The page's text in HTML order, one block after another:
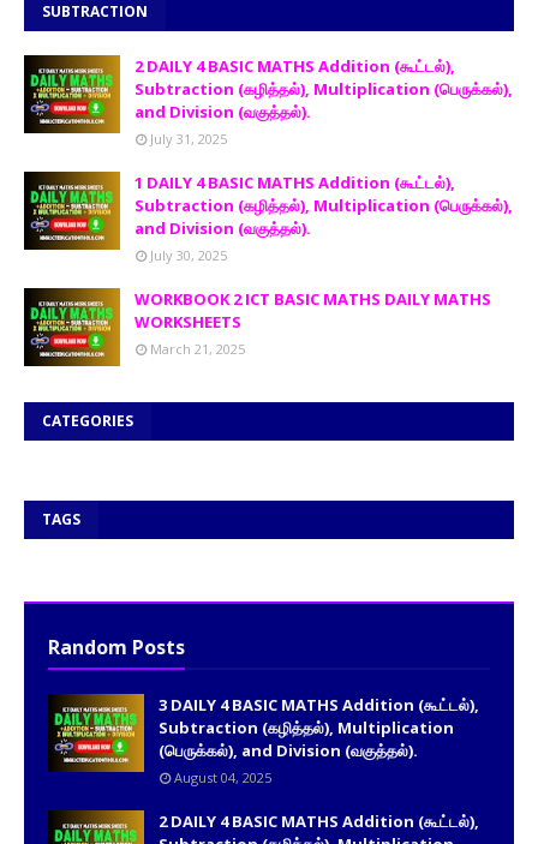
SUBTRACTION
2 DAILY 4 BASIC MATHS Addition (கூட்டல்),
Subtraction (கழித்தல்), Multiplication (பெருக்கல்),
and Division (வகுத்தல்).
July 31, 2025
1 DAILY 4 BASIC MATHS Addition (கூட்டல்),
Subtraction (கழித்தல்), Multiplication (பெருக்கல்),
and Division (வகுத்தல்).
July 30, 2025
WORKBOOK 2 ICT BASIC MATHS DAILY MATHS
WORKSHEETS
March 21, 2025
CATEGORIES
TAGS
Random Posts
3 DAILY 4 BASIC MATHS Addition (கூட்டல்),
Subtraction (கழித்தல்), Multiplication
(பெருக்கல்), and Division (வகுத்தல்).
August 04, 2025
2 DAILY 4 BASIC MATHS Addition (கூட்டல்),